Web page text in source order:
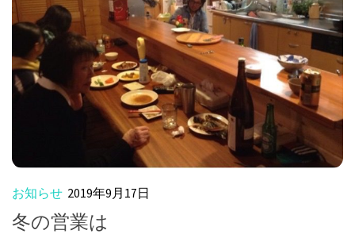
お知らせ 2019年9月17日
冬の営業は